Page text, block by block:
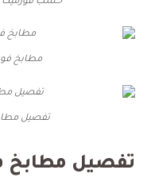
مطابخ
تفصيل
تفصيل